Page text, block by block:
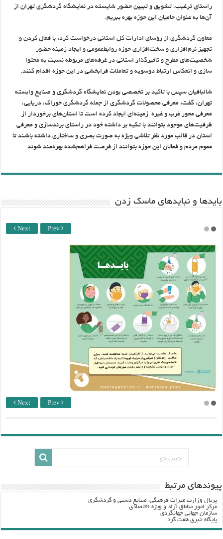
راستای ترغیب، تشویق و تبیین حضور شایسته در نمایشگاه گردشگری تهران از
آن‌ها به عنوان حامیان این حوزه بهره ببریم.
معاون گردشگری از رؤسای ادارات کل استانی درخواست کرد: با فعال کردن و
تجهیز نرم‌افزاری و سخت‌افزاری حوزه روابط‌عمومی و ایجاد زمینه حضور
شخصیت‌های مطرح و تاثیرگذار استانی در غرفه‌های مربوطه نسبت به محتوا
سازی و انعکاس ارتباط دوسویه و تعاملات فرابخشی در این حوزه اقدام کنند.
شالبافیان سپس با تاکید بر تخصصی بودن نمایشگاه گردشگری و صنایع وابسته
تهران، گفت: معرفی محصولات گردشگری از جمله گردشگری خوراک، دریایی،
معرفی محور غرب و غیره زمینه‌ای ایجاد کرده است تا استان‌های برخوردار از
ظرفیت‌های موجود بتوانند با تکیه بر داشته خود در راستای برندسازی و معرفی
استان در قالب مورد نظر تلاشی ویژه به صورت بصری و ساختاری داشته باشند تا
عموم مردم و فعالان این حوزه بتوانند از فرصت فراهم‌شده بهره‌مند شوند.
باید‌ها و نبایدهای ماسک زدن
Next Prev
Next Prev
پيوندهاي مرتبط
پرتال وزارت ميراث فرهنگي، صنایع دستی و گردشگري
مرکز امور مناطق آزاد و ویژه اقتصادی
سازمان جهانی جهانگردی
پایگاه خبری هفت گرد